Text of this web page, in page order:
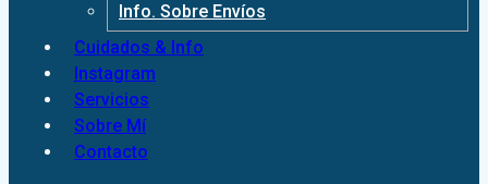
Info. Sobre Envíos
Cuidados & Info
Instagram
Servicios
Sobre Mí
Contacto